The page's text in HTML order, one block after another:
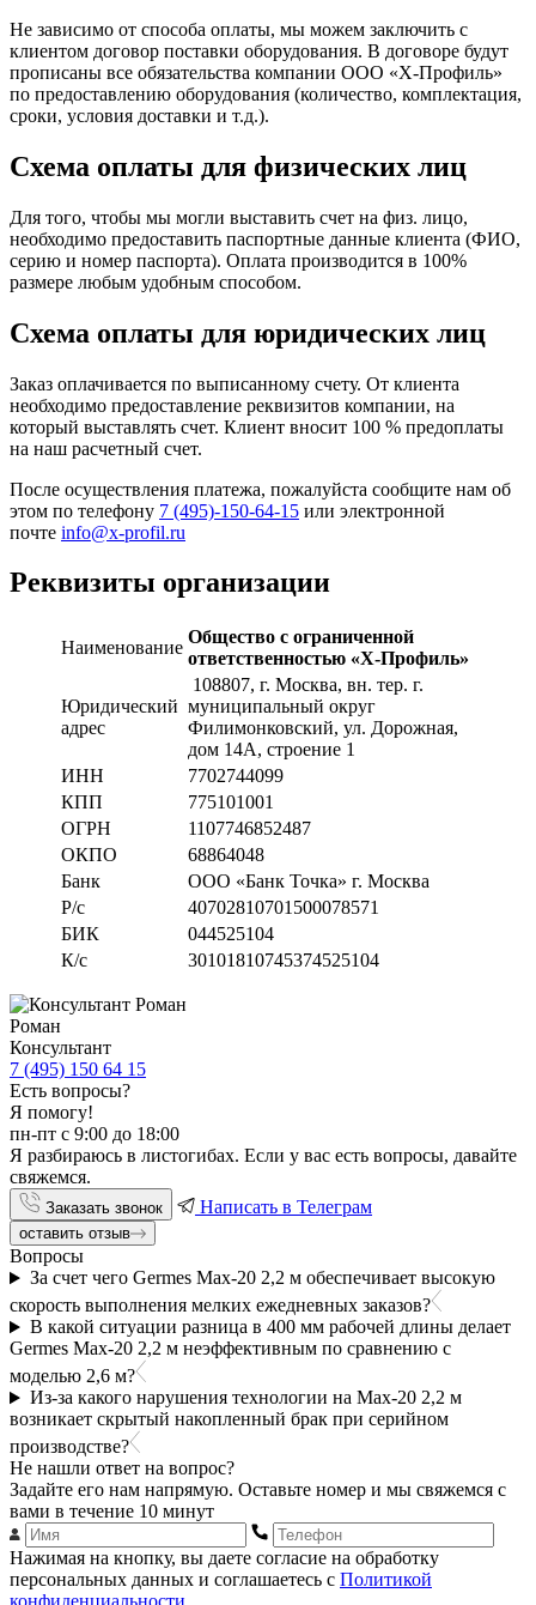
Не зависимо от способа оплаты, мы можем заключить с
клиентом договор поставки оборудования. В договоре будут
прописаны все обязательства компании ООО «Х-Профиль»
по предоставлению оборудования (количество, комплектация,
сроки, условия доставки и т.д.).
Схема оплаты для физических лиц
Для того, чтобы мы могли выставить счет на физ. лицо,
необходимо предоставить паспортные данные клиента (ФИО,
серию и номер паспорта). Оплата производится в 100%
размере любым удобным способом.
Схема оплаты для юридических лиц
Заказ оплачивается по выписанному счету. От клиента
необходимо предоставление реквизитов компании, на
который выставлять счет. Клиент вносит 100 % предоплаты
на наш расчетный счет.
После осуществления платежа, пожалуйста сообщите нам об
этом по телефону 7 (495)-150-64-15 или электронной
почте info@x-profil.ru
Реквизиты организации
Наименование
Общество с ограниченной
ответственностью «Х-Профиль»
Юридический
адрес
108807, г. Москва, вн. тер. г.
муниципальный округ
Филимонковский, ул. Дорожная,
дом 14А, строение 1
ИНН
7702744099
КПП
775101001
ОГРН
1107746852487
ОКПО
68864048
Банк
ООО «Банк Точка» г. Москва
Р/с
40702810701500078571
БИК
044525104
К/с
30101810745374525104
Роман
Консультант
7 (495) 150 64 15
Есть вопросы?
Я помогу!
пн-пт с 9:00 до 18:00
Я разбираюсь в листогибах. Если у вас есть вопросы, давайте
свяжемся.
Заказать звонок Написать в Телеграм
оставить отзыв
Вопросы
За счет чего Germes Max-20 2,2 м обеспечивает высокую
скорость выполнения мелких ежедневных заказов?
В какой ситуации разница в 400 мм рабочей длины делает
Germes Max-20 2,2 м неэффективным по сравнению с
моделью 2,6 м?
Из-за какого нарушения технологии на Max-20 2,2 м
возникает скрытый накопленный брак при серийном
производстве?
Не нашли ответ на вопрос?
Задайте его нам напрямую. Оставьте номер и мы свяжемся с
вами в течение 10 минут
Нажимая на кнопку, вы даете согласие на обработку
персональных данных и соглашаетесь с Политикой